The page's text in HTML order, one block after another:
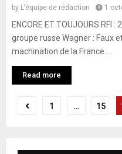
by L’équipe de rédaction 1
ENCORE ET TOUJOURS RFI
groupe russe Wagner : Faux
machination de la France...
Read more
1 … 15